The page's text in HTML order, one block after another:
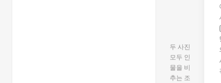
두 사진
모두 인
물을 비
추는 조